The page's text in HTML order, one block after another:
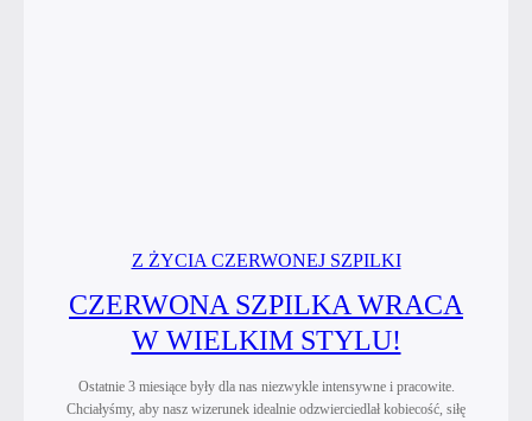
Z ŻYCIA CZERWONEJ SZPILKI
CZERWONA SZPILKA WRACA
W WIELKIM STYLU!
Ostatnie 3 miesiące były dla nas niezwykle intensywne i pracowite.
Chciałyśmy, aby nasz wizerunek idealnie odzwierciedlał kobiecość, siłę